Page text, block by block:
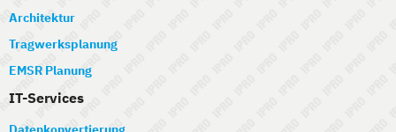
Architektur
Tragwerksplanung
EMSR Planung
IT-Services